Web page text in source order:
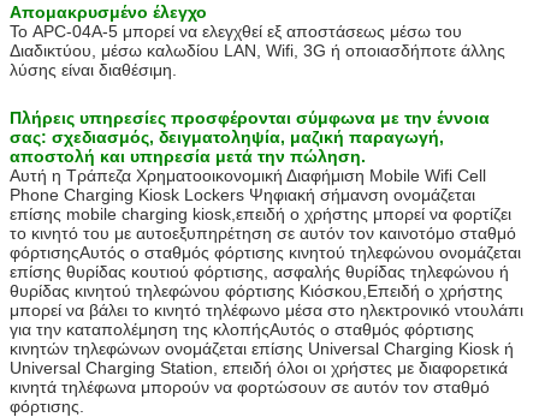
Απομακρυσμένο έλεγχο
Το APC-04A-5 μπορεί να ελεγχθεί εξ αποστάσεως μέσω του
Διαδικτύου, μέσω καλωδίου LAN, Wifi, 3G ή οποιασδήποτε άλλης
λύσης είναι διαθέσιμη.
Πλήρεις υπηρεσίες προσφέρονται σύμφωνα με την έννοια
σας: σχεδιασμός, δειγματοληψία, μαζική παραγωγή,
αποστολή και υπηρεσία μετά την πώληση.
Αυτή η Τράπεζα Χρηματοοικονομική Διαφήμιση Mobile Wifi Cell
Phone Charging Kiosk Lockers Ψηφιακή σήμανση ονομάζεται
επίσης mobile charging kiosk,επειδή ο χρήστης μπορεί να φορτίζει
το κινητό του με αυτοεξυπηρέτηση σε αυτόν τον καινοτόμο σταθμό
φόρτισηςΑυτός ο σταθμός φόρτισης κινητού τηλεφώνου ονομάζεται
επίσης θυρίδας κουτιού φόρτισης, ασφαλής θυρίδας τηλεφώνου ή
θυρίδας κινητού τηλεφώνου φόρτισης Κιόσκου,Επειδή ο χρήστης
μπορεί να βάλει το κινητό τηλέφωνο μέσα στο ηλεκτρονικό ντουλάπι
για την καταπολέμηση της κλοπήςΑυτός ο σταθμός φόρτισης
κινητών τηλεφώνων ονομάζεται επίσης Universal Charging Kiosk ή
Universal Charging Station, επειδή όλοι οι χρήστες με διαφορετικά
κινητά τηλέφωνα μπορούν να φορτώσουν σε αυτόν τον σταθμό
φόρτισης.